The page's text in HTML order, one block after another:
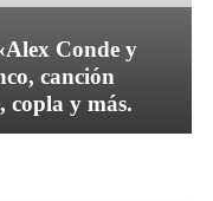
Conde y
canción
copla y más.